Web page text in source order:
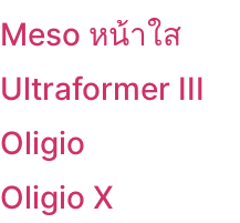
Meso หน้าใส
Ultraformer III
Oligio
Oligio X